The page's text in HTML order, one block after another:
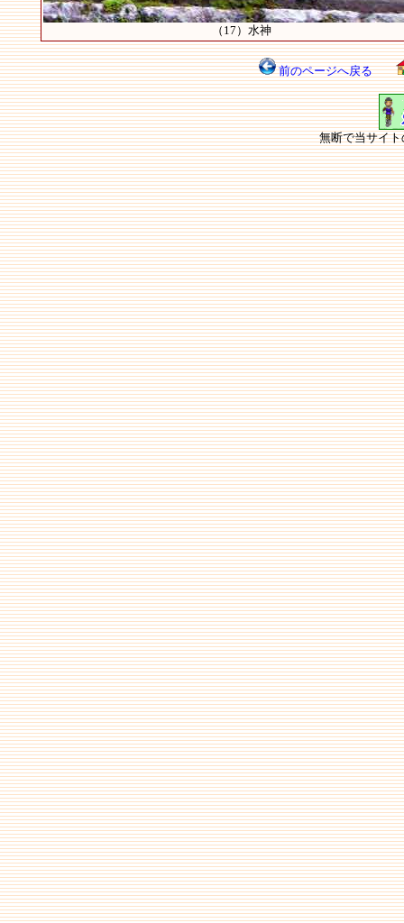
（17）水神
前のページへ戻る
無断で当サイ